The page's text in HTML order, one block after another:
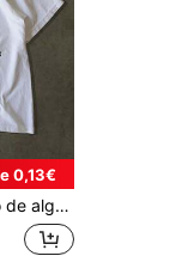
0,13€
y un estilo urbano a la moda. Presenta un aire retro y urbano. Estrella roja de cinco puntas,